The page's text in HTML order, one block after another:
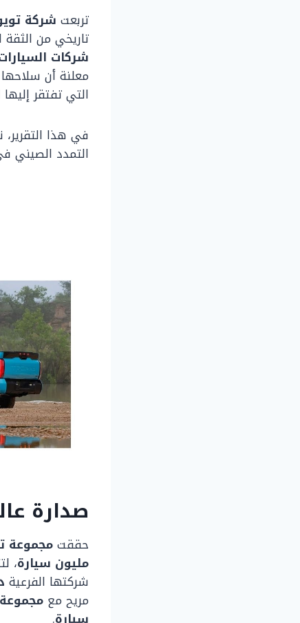
تربعت شركة
تاريخي من
شركات
معلنة أن
التي تفتقر
في هذا
التمدد الصيني
صدارة
حققتمجموعة
مليون سيارة،
شركتها الفرعية
مريح مع